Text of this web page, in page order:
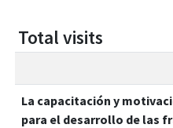
Total visits
La capacitación y
para el desarrollo de las